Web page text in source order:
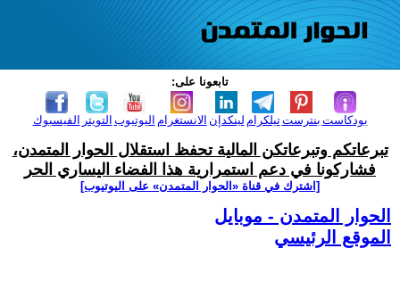
تابعونا على:
الفيسبوك التويتر اليوتيوب الانستغرام لينكدإن تيلكرامبنترست بودكاست
تبرعاتكم وتبرعاتكن المالية تحفظ استقلال الحوار المتمدن،
فشاركونا في دعم استمرارية هذا الفضاء اليساري الحر
[اشترك في قناة ‫«الحوار المتمدن» على اليوتيوب]
الحوار المتمدن - موبايل
الموقع الرئيسي